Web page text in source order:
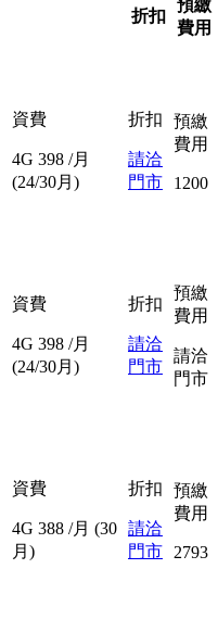
折扣
預繳
費用
資費
4G 398 /月
(24/30月)
折扣
請洽
門市
預繳
費用
1200
資費
4G 398 /月
(24/30月)
折扣
請洽
門市
預繳
費用
請洽
門市
資費
4G 388 /月 (30
月)
折扣
請洽
門市
預繳
費用
2793